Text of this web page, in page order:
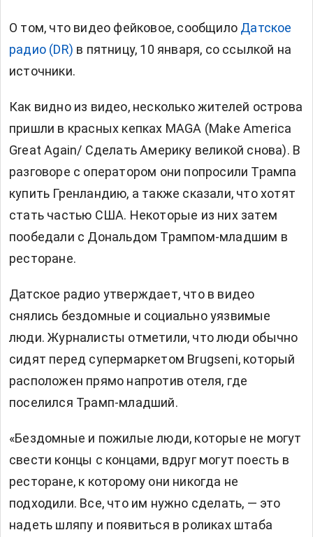
О том, что видео фейковое, сообщило Датское
радио (DR) в пятницу, 10 января, со ссылкой на
источники.
Как видно из видео, несколько жителей острова
пришли в красных кепках MAGA (Make America
Great Again/ Сделать Америку великой снова). В
разговоре с оператором они попросили Трампа
купить Гренландию, а также сказали, что хотят
стать частью США. Некоторые из них затем
пообедали с Дональдом Трампом-младшим в
ресторане.
Датское радио утверждает, что в видео
снялись бездомные и социально уязвимые
люди. Журналисты отметили, что люди обычно
сидят перед супермаркетом Brugseni, который
расположен прямо напротив отеля, где
поселился Трамп-младший.
«Бездомные и пожилые люди, которые не могут
свести концы с концами, вдруг могут поесть в
ресторане, к которому они никогда не
подходили. Все, что им нужно сделать, — это
надеть шляпу и появиться в роликах штаба